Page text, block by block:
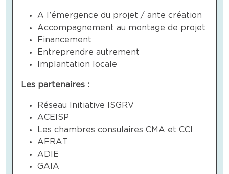
A l’émergence du projet / ante création
Accompagnement au montage de projet
Financement
Entreprendre autrement
Implantation locale
Les partenaires :
Réseau Initiative ISGRV
ACEISP
Les chambres consulaires CMA et CCI
AFRAT
ADIE
GAIA